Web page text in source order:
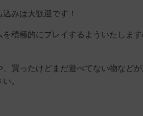
みは大歓迎です！
を積極的にプレイするよういたしま
、買ったけどまだ遊べてない物など
。